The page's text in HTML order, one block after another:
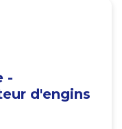
-
d'engins